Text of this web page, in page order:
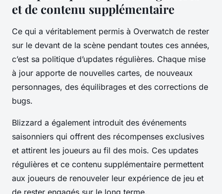
et de contenu supplémentaire
Ce qui a véritablement permis à Overwatch de rester
sur le devant de la scène pendant toutes ces années,
c’est sa politique d’updates régulières. Chaque mise
à jour apporte de nouvelles cartes, de nouveaux
personnages, des équilibrages et des corrections de
bugs.
Blizzard a également introduit des événements
saisonniers qui offrent des récompenses exclusives
et attirent les joueurs au fil des mois. Ces updates
régulières et ce contenu supplémentaire permettent
aux joueurs de renouveler leur expérience de jeu et